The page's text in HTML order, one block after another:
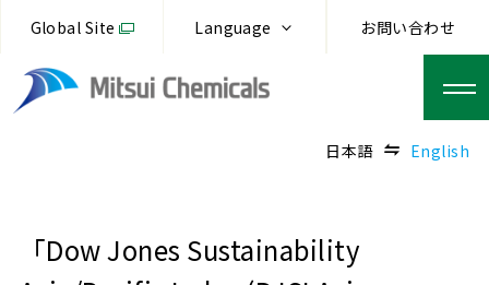
Global Site Language お問い合わせ
日本語 English
「Dow Jones Sustainability